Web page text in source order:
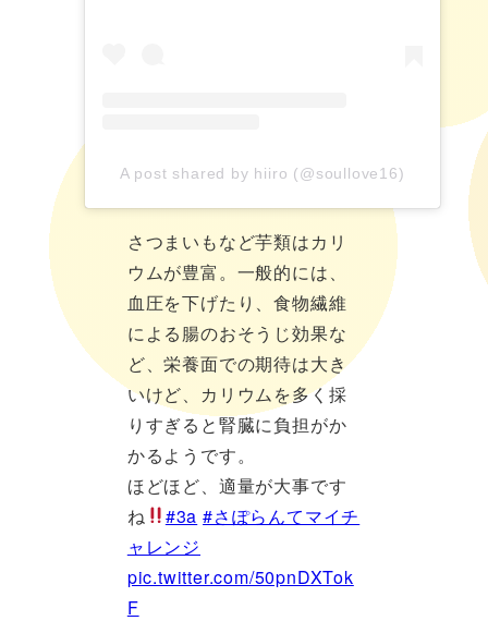
A post shared by hiiro (@soullove16)
さつまいもなど芋類はカリ
ウムが豊富。一般的には、
血圧を下げたり、食物繊維
による腸のおそうじ効果な
ど、栄養面での期待は大き
いけど、カリウムを多く採
りすぎると腎臓に負担がか
かるようです。
ほどほど、適量が大事です
ね
#3a #さぽらんてマイチ
ャレンジ
pic.twitter.com/50pnDXTok
F